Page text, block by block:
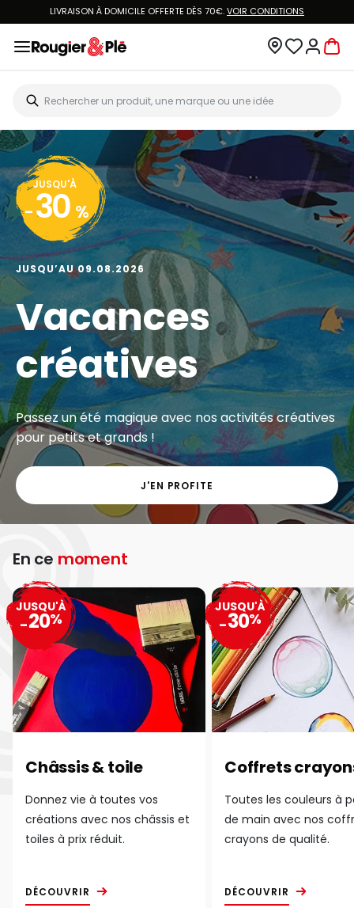
LIVRAISON À DOMICILE OFFERTE DÈS 70€.VOIR CONDITIONS
JUSQU'À
- 30 %
JUSQU’AU 09.08.2026
Vacances
créatives
Passez un été magique avec nos activités créatives
pour petits et grands !
J'EN PROFITE
En ce moment
Châssis & toile
Donnez vie à toutes vos
créations avec nos châssis et
toiles à prix réduit.
DÉCOUVRIR
JUSQU'À
-20%
Coffrets
Toutes les couleurs à
de main avec nos
crayons de qualité.
DÉCOUVRIR
JUSQU'À
-30%